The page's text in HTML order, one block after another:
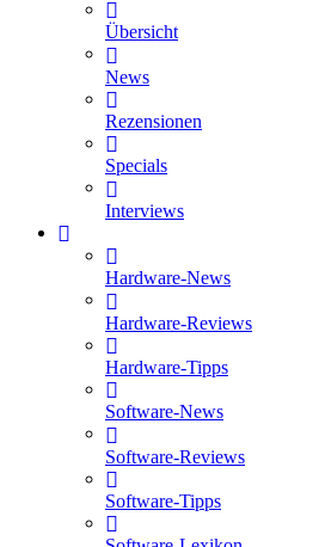
Übersicht
News
Rezensionen
Specials
Interviews
Hardware-News
Hardware-Reviews
Hardware-Tipps
Software-News
Software-Reviews
Software-Tipps